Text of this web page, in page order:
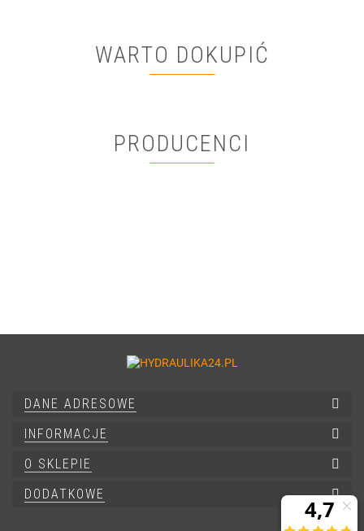
WARTO DOKUPIĆ
PRODUCENCI
DANE ADRESOWE
INFORMACJE
O SKLEPIE
DODATKOWE